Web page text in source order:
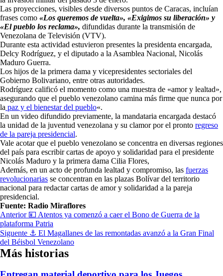
Las proyecciones, visibles desde diversos puntos de Caracas, incluían
frases como «Los queremos de vuelta», «Exigimos su liberación» y
«El pueblo los reclama», difundidas durante la transmisión de
Venezolana de Televisión (VTV).
Durante esta actividad estuvieron presentes la presidenta encargada,
Delcy Rodríguez, y el diputado a la Asamblea Nacional, Nicolás
Maduro Guerra.
Los hijos de la primera dama y vicepresidentes sectoriales del
Gobierno Bolivariano, entre otras autoridades.
Rodríguez calificó el momento como una muestra de «amor y lealtad»,
asegurando que el pueblo venezolano camina más firme que nunca por
la paz y el bienestar del pueblo«.
En un video difundido previamente, la mandataria encargada destacó
la unidad de la juventud venezolana y su clamor por el pronto regreso
de la pareja presidencial.
Vale acotar que el pueblo venezolano se concentra en diversas regiones
del país para escribir cartas de apoyo y solidaridad para el presidente
Nicolás Maduro y la primera dama Cilia Flores,
Además, en un acto de profunda lealtad y compromiso, las fuerzas
revolucionarias se concentran en las plazas Bolívar del territorio
nacional para redactar cartas de amor y solidaridad a la pareja
presidencial.
Fuente: Radio Miraflores
Navegación
de
entradas
Anterior💴 Atentos ya comenzó a caer el Bono de Guerra de la
plataforma Patria
Siguente ⚓ El Magallanes de las remontadas avanzó a la Gran Final
del Béisbol Venezolano
Más historias